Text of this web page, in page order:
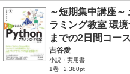
～短期集中講座
ラミング教室 環
までの2日間コース
吉谷愛
小説・実用書
1巻
2,380pt